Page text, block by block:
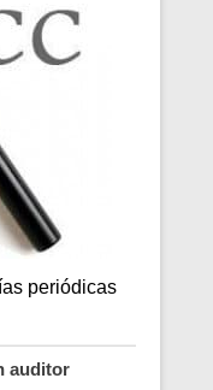
periódicas
auditor